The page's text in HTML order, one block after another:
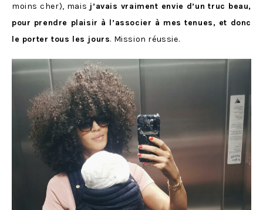
moins cher), mais j’avais vraiment envie d’un truc beau,
pour prendre plaisir à l’associer à mes tenues, et donc
le porter tous les jours. Mission réussie.